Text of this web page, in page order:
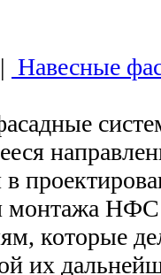
| Навесные
монтажа
которые
их